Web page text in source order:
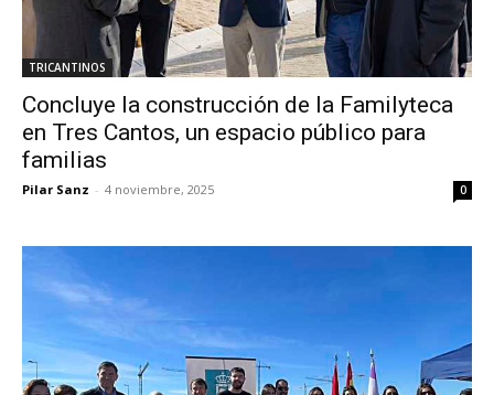
TRICANTINOS
Concluye la construcción de la Familyteca
en Tres Cantos, un espacio público para
familias
Pilar Sanz - 4 noviembre, 2025 0